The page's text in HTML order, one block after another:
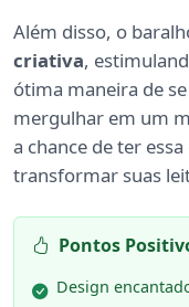
Além disso, o
criativa,
ótima maneira de
mergulhar em um
a chance de ter
transformar suas
Pontos
Design